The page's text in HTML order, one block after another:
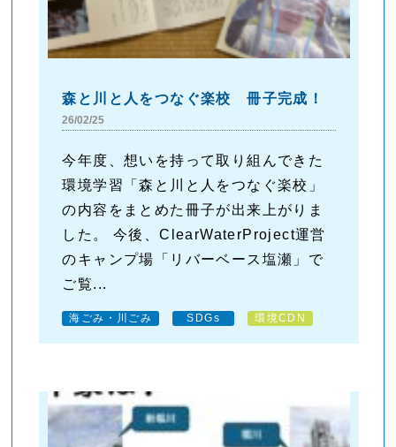
森と川と人をつなぐ楽校 冊子完成！
26/02/25
今年度、想いを持って取り組んできた
環境学習「森と川と人をつなぐ楽校」
の内容をまとめた冊子が出来上がりま
した。 今後、ClearWaterProject運営
のキャンプ場「リバーベース塩瀬」で
ご覧...
海ごみ・川ごみ SDGs 環境CDN